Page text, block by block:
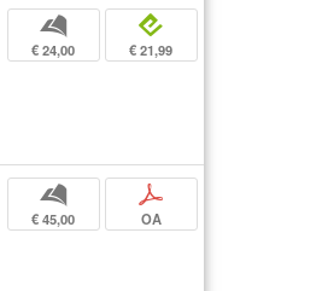
b
€ 24,00
e
€ 21,99
b
€ 45,00
p
OA